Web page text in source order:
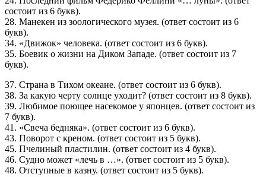
состоит из 6 букв).
28. Манекен из зоологического музея. (ответ состоит из 6
букв).
34. «Движок» человека. (ответ состоит из 6 букв).
35. Боевик о жизни на Диком Западе. (ответ состоит из 7
букв).
37. Страна в Тихом океане. (ответ состоит из 6 букв).
38. За какую черту солнце уходит? (ответ состоит из 8 букв).
39. Любимое поющее насекомое у японцев. (ответ состоит из
7 букв).
41. «Свеча бедняка». (ответ состоит из 6 букв).
43. Поворот с креном. (ответ состоит из 5 букв).
45. Пчелиный пластилин. (ответ состоит из 4 букв).
46. Судно может «лечь в …». (ответ состоит из 5 букв).
48. Отступные в казну. (ответ состоит из 5 букв).